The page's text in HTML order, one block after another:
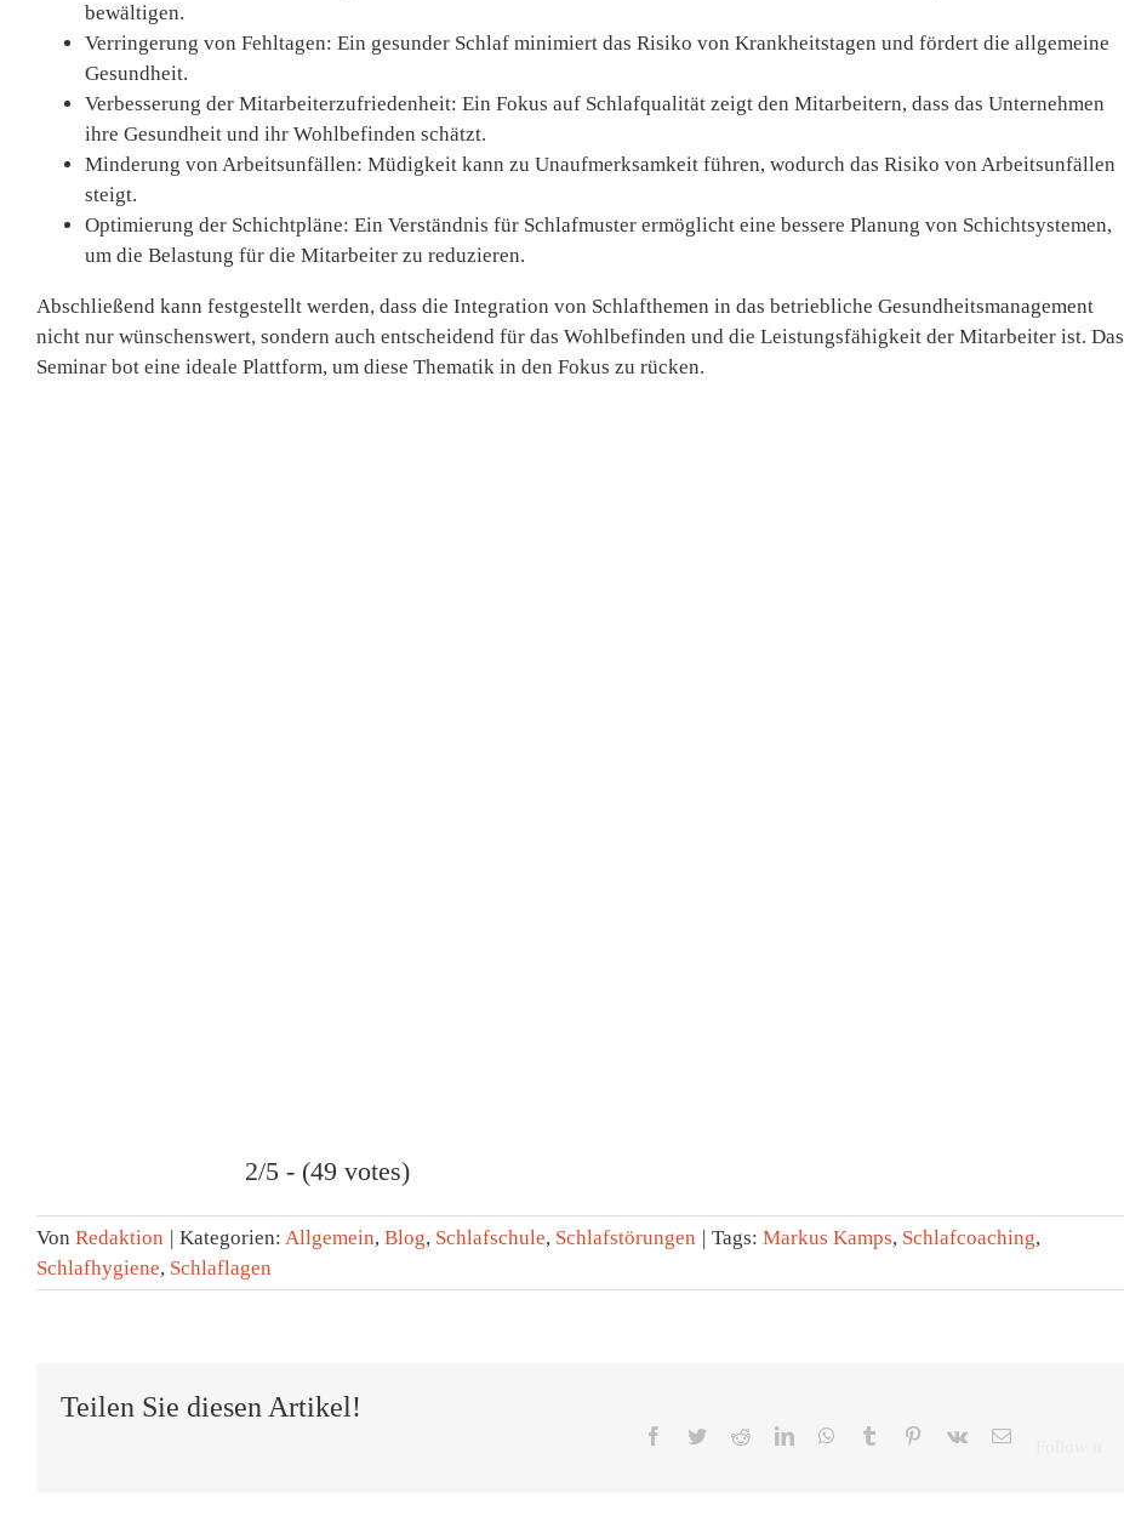
bewältigen.
Verringerung von Fehltagen: Ein gesunder Schlaf minimiert das Risiko von Krankheitstagen und fördert die allgemeine
Gesundheit.
Verbesserung der Mitarbeiterzufriedenheit: Ein Fokus auf Schlafqualität zeigt den Mitarbeitern, dass das Unternehmen
ihre Gesundheit und ihr Wohlbefinden schätzt.
Minderung von Arbeitsunfällen: Müdigkeit kann zu Unaufmerksamkeit führen, wodurch das Risiko von Arbeitsunfällen
steigt.
Optimierung der Schichtpläne: Ein Verständnis für Schlafmuster ermöglicht eine bessere Planung von Schichtsystemen,
um die Belastung für die Mitarbeiter zu reduzieren.
Abschließend kann festgestellt werden, dass die Integration von Schlafthemen in das betriebliche Gesundheitsmanagement
nicht nur wünschenswert, sondern auch entscheidend für das Wohlbefinden und die Leistungsfähigkeit der Mitarbeiter ist. Das
Seminar bot eine ideale Plattform, um diese Thematik in den Fokus zu rücken.
2/5 - (49 votes)
Von Redaktion | Kategorien: Allgemein, Blog, Schlafschule, Schlafstörungen | Tags: Markus Kamps, Schlafcoaching,
Schlafhygiene, Schlaflagen
Teilen Sie diesen Artikel!
Facebook
TwitterRedditLinkedInWhatsApp
Tumblr Pinterest
Vk
E-